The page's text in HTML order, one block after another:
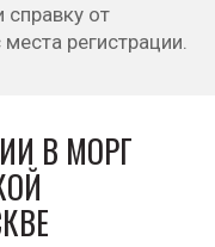
справку от
регистрации.
В МОРГ